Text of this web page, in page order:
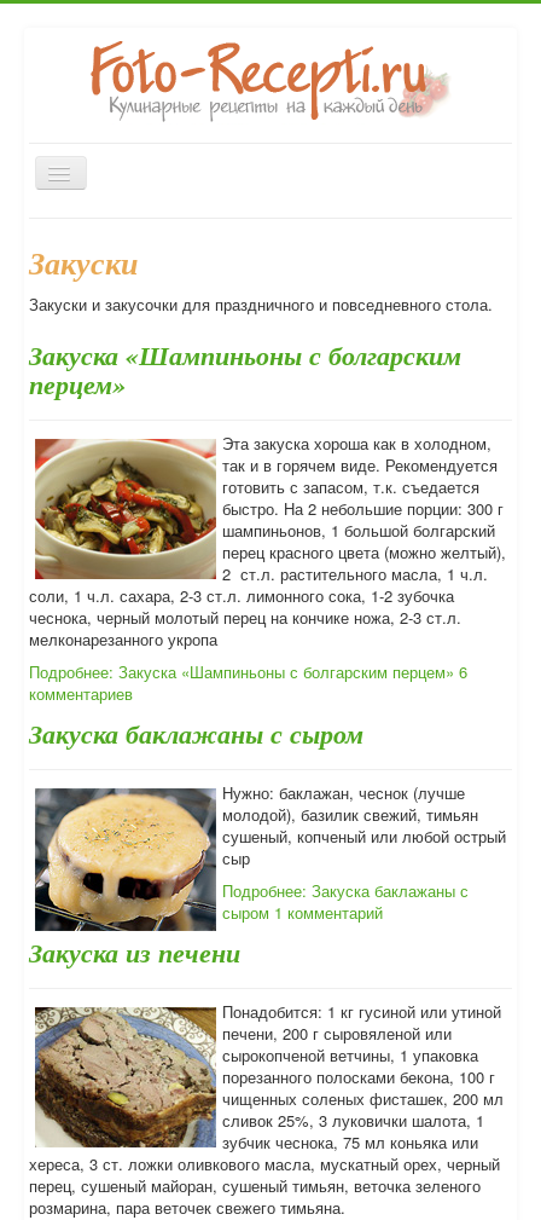
Включить/
выключить
Десерты
Форум
Закуски
Закуски и закусочки для праздничного и повседневного стола.
Закуска «Шампиньоны с болгарским
перцем»
Эта закуска хороша как в холодном,
так и в горячем виде. Рекомендуется
готовить с запасом, т.к. съедается
быстро. На 2 небольшие порции: 300 г
шампиньонов, 1 большой болгарский
перец красного цвета (можно желтый),
2 ст.л. растительного масла, 1 ч.л.
соли, 1 ч.л. сахара, 2-3 ст.л. лимонного сока, 1-2 зубочка
чеснока, черный молотый перец на кончике ножа, 2-3 ст.л.
мелконарезанного укропа
Подробнее: Закуска «Шампиньоны с болгарским перцем» 6
комментариев
Закуска баклажаны с сыром
Нужно: баклажан, чеснок (лучше
молодой), базилик свежий, тимьян
сушеный, копченый или любой острый
сыр
Подробнее: Закуска баклажаны с
сыром 1 комментарий
Закуска из печени
Понадобится: 1 кг гусиной или утиной
печени, 200 г сыровяленой или
сырокопченой ветчины, 1 упаковка
порезанного полосками бекона, 100 г
чищенных соленых фисташек, 200 мл
сливок 25%, 3 луковички шалота, 1
зубчик чеснока, 75 мл коньяка или
хереса, 3 ст. ложки оливкового масла, мускатный орех, черный
перец, сушеный майоран, сушеный тимьян, веточка зеленого
розмарина, пара веточек свежего тимьяна.